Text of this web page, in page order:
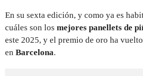
En su sexta edición, y como ya es
cuáles son los mejores panellets de
este 2025, y el premio de oro ha
en Barcelona.